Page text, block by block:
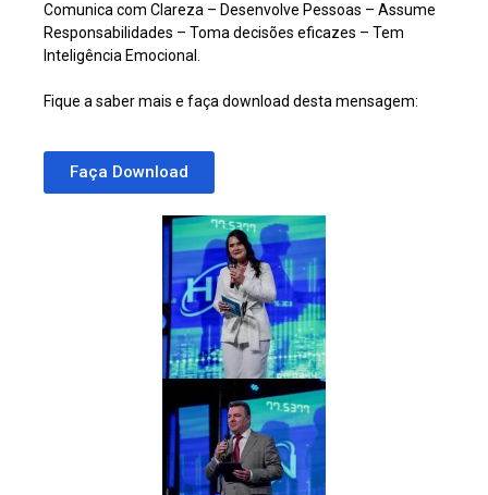
Comunica com Clareza – Desenvolve Pessoas – Assume
Responsabilidades – Toma decisões eficazes – Tem
Inteligência Emocional.
Fique a saber mais e faça download desta mensagem:
Faça Download